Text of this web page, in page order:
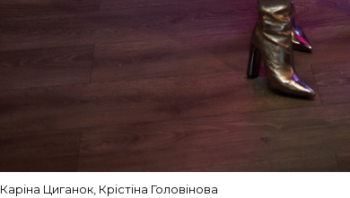
Каріна Циганок, Крістіна Головінова